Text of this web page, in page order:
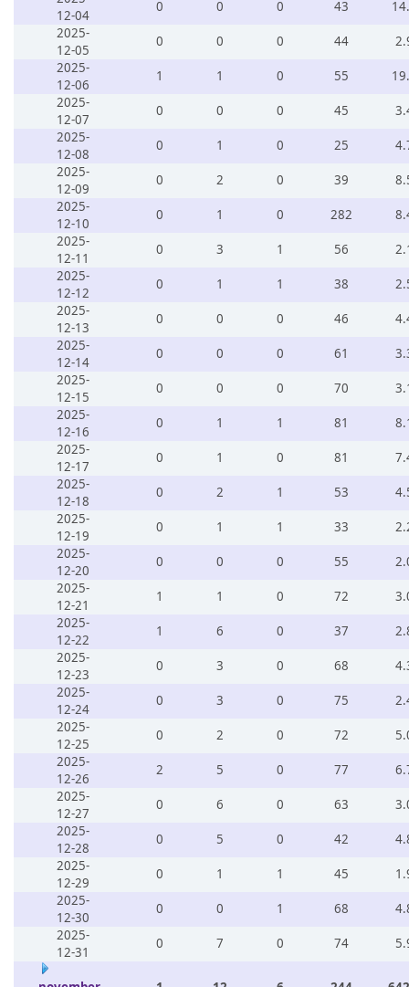
12-04
0 0 0 43
2025-
12-05
0 0 0 44
2025-
12-06
1 1 0 55
2025-
12-07
0 0 0 45
2025-
12-08
0 1 0 25
2025-
12-09
0 2 0 39
2025-
12-10
0 1 0 282
2025-
12-11
0 3 1 56
2025-
12-12
0 1 1 38
2025-
12-13
0 0 0 46
2025-
12-14
0 0 0 61
2025-
12-15
0 0 0 70
2025-
12-16
0 1 1 81
2025-
12-17
0 1 0 81
2025-
12-18
0 2 1 53
2025-
12-19
0 1 1 33
2025-
12-20
0 0 0 55
2025-
12-21
1 1 0 72
2025-
12-22
1 6 0 37
2025-
12-23
0 3 0 68
2025-
12-24
0 3 0 75
2025-
12-25
0 2 0 72
2025-
12-26
2 5 0 77
2025-
12-27
0 6 0 63
2025-
12-28
0 5 0 42
2025-
12-29
0 1 1 45
2025-
12-30
0 0 1 68
2025-
12-31
0 7 0 74